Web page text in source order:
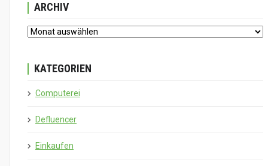
ARCHIV
KATEGORIEN
Computerei
Defluencer
Einkaufen